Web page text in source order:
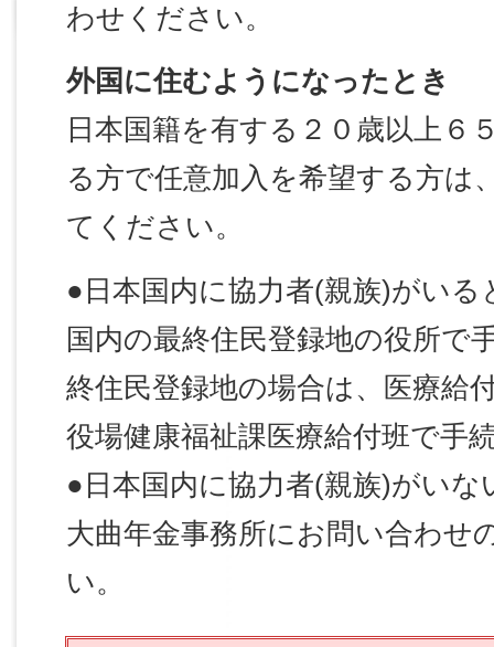
わせください。
外国に住むようになったとき
日本国籍を有する２０歳以上６
る方で任意加入を希望する方は
てください。
●日本国内に協力者(親族)がいる
国内の最終住民登録地の役所で
終住民登録地の場合は、医療給
役場健康福祉課医療給付班で手
●日本国内に協力者(親族)がいな
大曲年金事務所にお問い合わせ
い。